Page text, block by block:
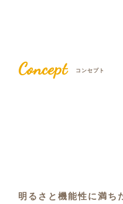
Concept コンセプト
明るさと機能性に満ち